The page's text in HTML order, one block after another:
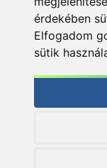
érdekében
Elfogadom
sütik